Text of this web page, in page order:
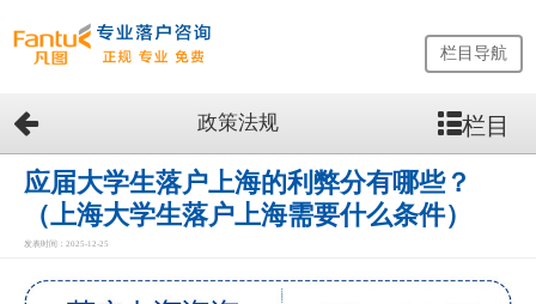
网
站
首
页
留
生
栏目导航
政策法规 栏目
应届大学生落户上海的利弊分有哪些？
（上海大学生落户上海需要什么条件）
发表时间：2025-12-25